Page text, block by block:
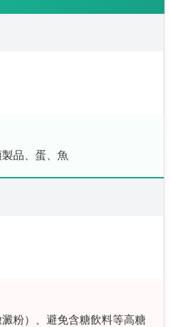
品、蛋、魚
粉）、避免含糖飲料等高糖